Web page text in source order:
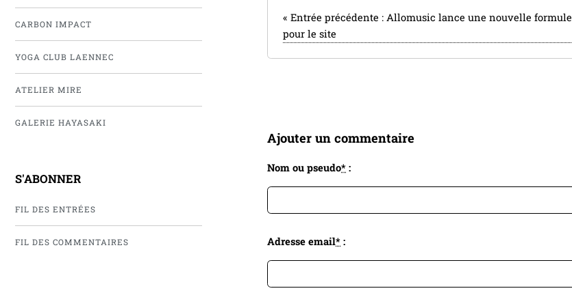
CARBON IMPACT
YOGA CLUB LAENNEC
ATELIER MIRE
GALERIE HAYASAKI
S'ABONNER
FIL DES ENTRÉES
FIL DES COMMENTAIRES
«Entrée précédente :Allomusic lance une nouvelle formule
pour le site
Ajouter un commentaire
Nom ou pseudo* :
Adresse email* :